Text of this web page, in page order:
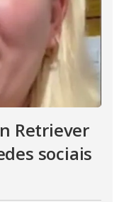
Retriever
sociais